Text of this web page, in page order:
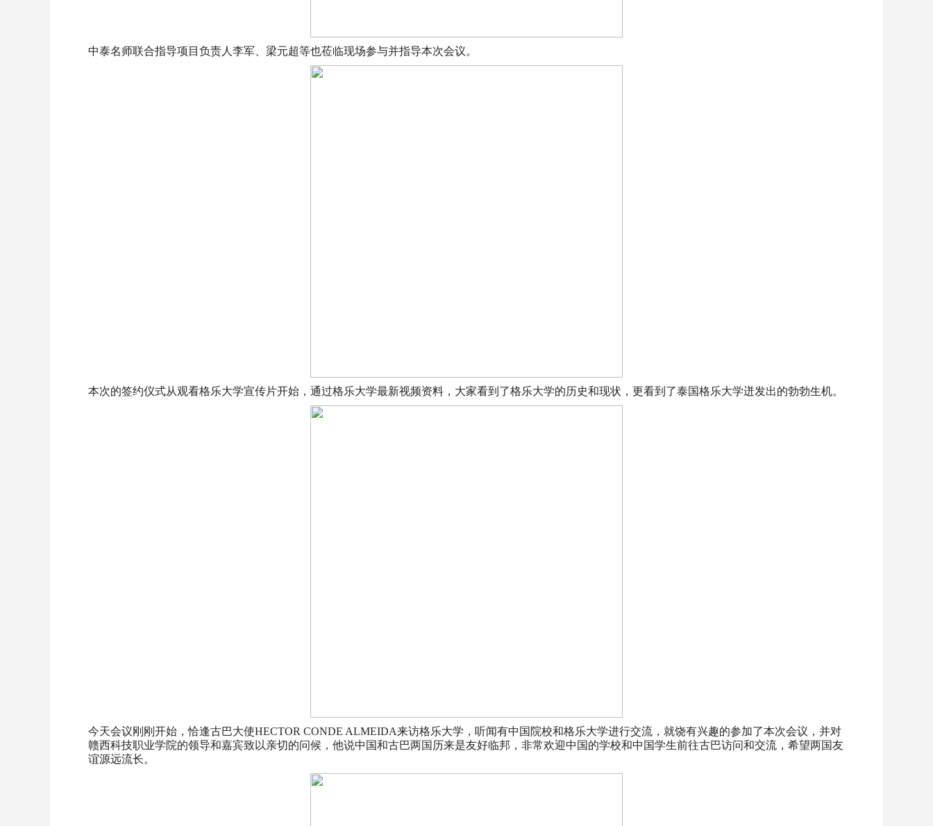
中泰名师联合指导项目负责人李军、梁元超等也莅临现场参与并指导本次会议。
本次的签约仪式从观看格乐大学宣传片开始，通过格乐大学最新视频资料，大家看到了格乐大学的历史和现状，更看到了泰国格乐大学迸发出的勃勃生机。
今天会议刚刚开始，恰逢古巴大使HECTOR CONDE ALMEIDA来访格乐大学，听闻有中国院校和格乐大学进行交流，就饶有兴趣的参加了本次会议，并对
赣西科技职业学院的领导和嘉宾致以亲切的问候，他说中国和古巴两国历来是友好临邦，非常欢迎中国的学校和中国学生前往古巴访问和交流，希望两国友
谊源远流长。